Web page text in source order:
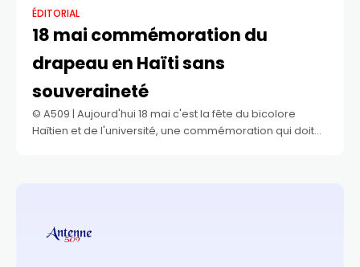
ÉDITORIAL
18 mai commémoration du
drapeau en Haïti sans
souveraineté
©️ A509 | Aujourd'hui 18 mai c'est la fête du bicolore
Haïtien et de l'université, une commémoration qui doit